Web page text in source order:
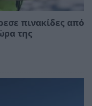
πινακίδες από
της